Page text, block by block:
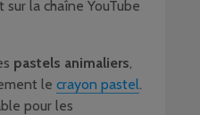
la chaîne YouTube
pastels animaliers,
le crayon pastel.
pour les